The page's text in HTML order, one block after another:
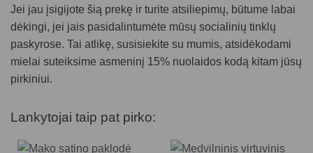
Jei jau įsigijote šią prekę ir turite atsiliepimų, būtume labai
dėkingi, jei jais pasidalintumėte mūsų socialinių tinklų
paskyrose. Tai atlikę, susisiekite su mumis, atsidėkodami
mielai suteiksime asmeninį 15% nuolaidos kodą kitam jūsų
pirkiniui.
Lankytojai taip pat pirko: